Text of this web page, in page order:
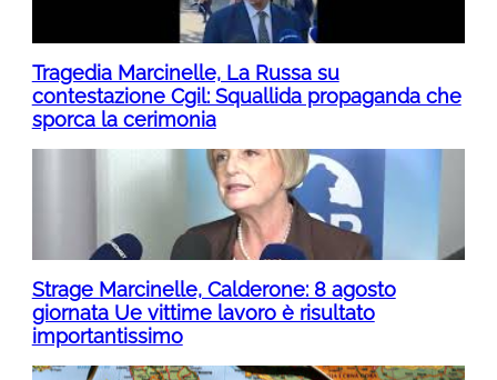
Tragedia Marcinelle, La Russa su
contestazione Cgil: Squallida propaganda che
sporca la cerimonia
Strage Marcinelle, Calderone: 8 agosto
giornata Ue vittime lavoro è risultato
importantissimo